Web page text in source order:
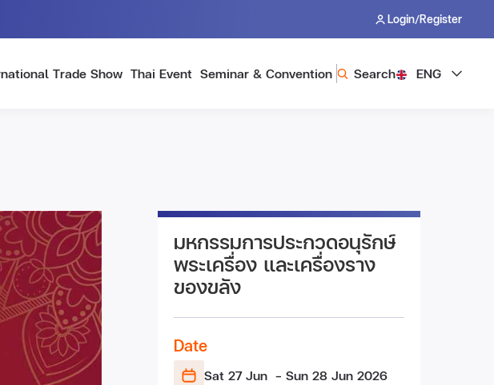
Login/Register
Trade Show Thai Event Seminar & Convention Search ENG
มหกรรมการประกวดอนุรักษ์
พระเครื่อง และเครื่องราง
ของขลัง
Date
Sat 27 Jun - Sun 28 Jun 2026